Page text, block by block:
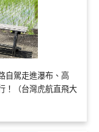
自駕走進瀑布、高
！（台灣虎航直飛大